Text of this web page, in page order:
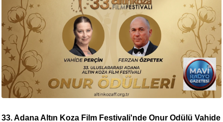
33. Adana Altın Koza Film Festivali'nde Onur Ödülü Vahide